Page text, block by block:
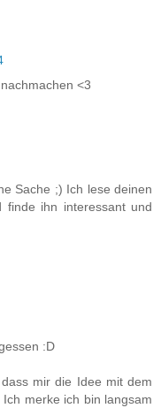
<3
Sache ;) Ich lese deinen
finde ihn interessant und
:D
mir die Idee mit dem
merke ich bin langsam